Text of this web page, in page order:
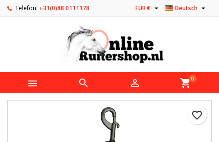
Telefon: +31(0)88 0111178 Deutsch 
EUR € 
   shopping_cart0
favorite_border